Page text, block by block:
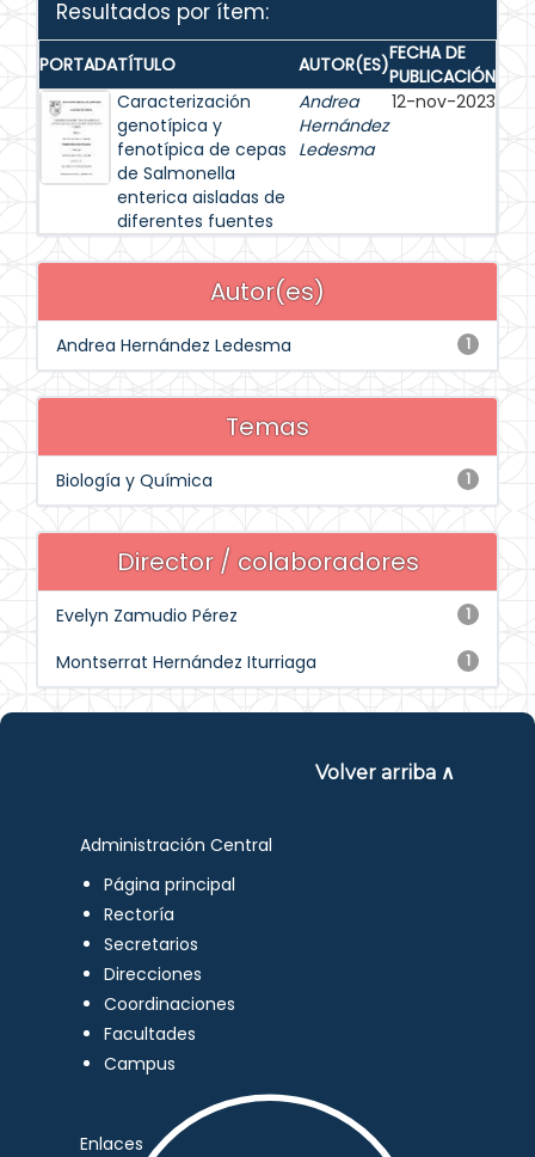
Resultados por ítem:
PORTADATÍTULO AUTOR(ES)FECHA DE
PUBLICACIÓN
Caracterización
genotípica y
fenotípica de cepas
de Salmonella
enterica aisladas de
diferentes fuentes
Andrea
Hernández
Ledesma
12-nov-2023
Autor(es)
1
Andrea Hernández Ledesma
Temas
1
Biología y Química
Director / colaboradores
1
Evelyn Zamudio Pérez
1
Montserrat Hernández Iturriaga
Volver arriba ∧
Administración Central
Página principal
Rectoría
Secretarios
Direcciones
Coordinaciones
Facultades
Campus
Enlaces